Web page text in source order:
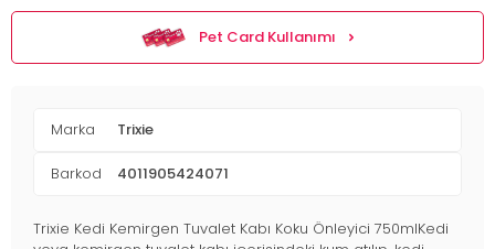
Pet Card Kullanımı
Marka Trixie
Barkod 4011905424071
Trixie Kedi Kemirgen Tuvalet Kabı Koku Önleyici 750mlKedi